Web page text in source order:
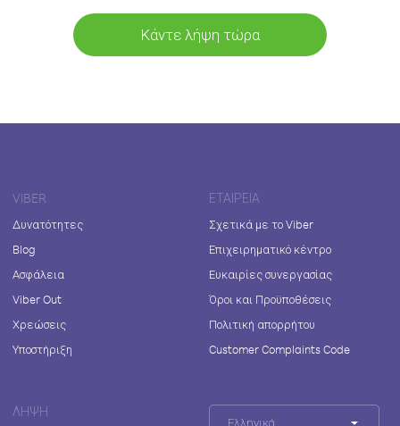
Κάντε λήψη τώρα
VIBER
Δυνατότητες
Blog
Ασφάλεια
Viber Out
Χρεώσεις
Υποστήριξη
ΕΤΑΙΡΕΊΑ
Σχετικά με το Viber
Επιχειρηματικό κέντρο
Ευκαιρίες συνεργασίας
Όροι και Προϋποθέσεις
Πολιτική απορρήτου
Customer Complaints Code
ΛΉΨΗ
Ελληνικά